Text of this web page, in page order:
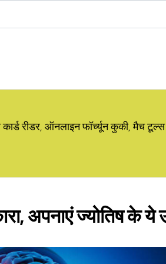
रीडर, ऑनलाइन फॉर्च्यून कुकी, मैच टूल्स
अपनाएं ज्योतिष के ये